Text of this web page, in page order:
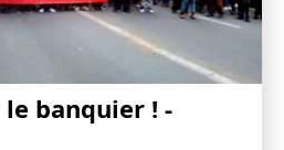
banquier ! -